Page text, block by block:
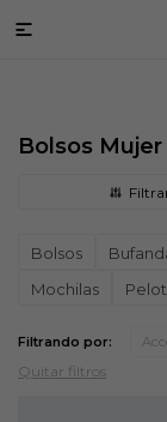

Bolsos
Bolsos
Mochilas
Filtrando por:
Quitar filtros